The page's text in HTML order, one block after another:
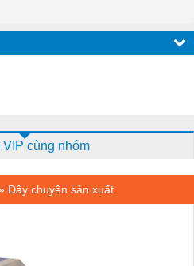
VIP cùng nhóm
Dây chuyền sản xuất